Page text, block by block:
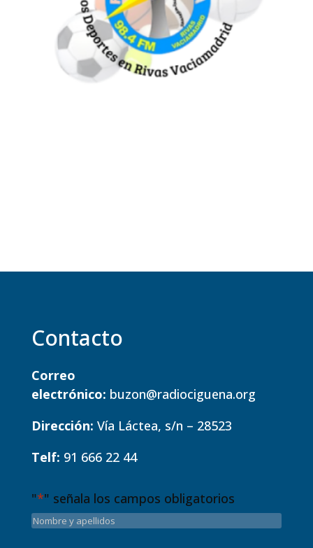
Contacto
Correo
electrónico: buzon@radiociguena.org
Dirección: Vía Láctea, s/n – 28523
Telf: 91 666 22 44
"*" señala los campos obligatorios